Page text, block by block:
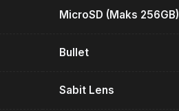
MicroSD (Maks 256GB)
Bullet
Sabit Lens